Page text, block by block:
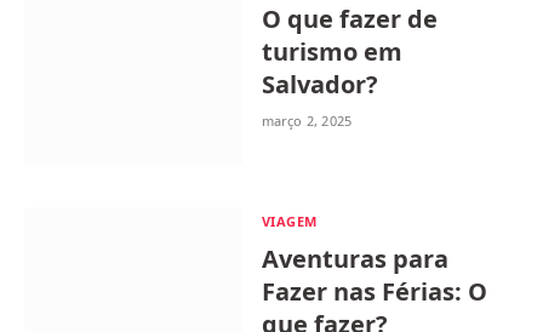
O que fazer de
turismo em
Salvador?
março 2, 2025
VIAGEM
Aventuras para
Fazer nas Férias: O
que fazer?